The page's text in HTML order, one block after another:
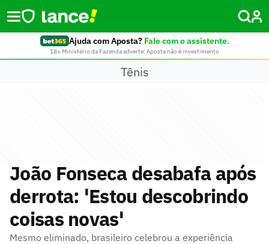
Ajuda com Aposta? Fale com o assistente.
18+ Ministério da Fazenda adverte: Aposta não é investimento
Tênis
João Fonseca desabafa após
derrota: 'Estou descobrindo
coisas novas'
Mesmo eliminado, brasileiro celebrou a experiência